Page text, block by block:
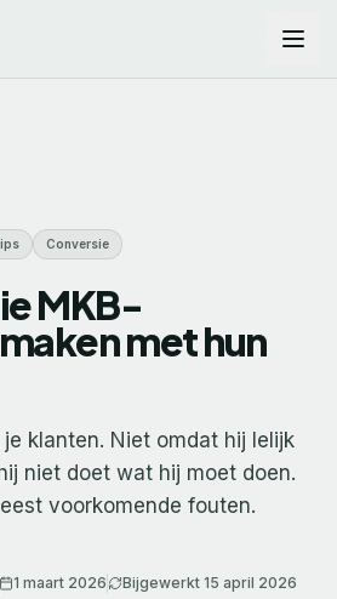
Conversie
MKB-
met hun
klanten. Niet omdat hij lelijk
niet doet wat hij moet doen.
voorkomende fouten.
1 maart 2026 Bijgewerkt 15 april 2026